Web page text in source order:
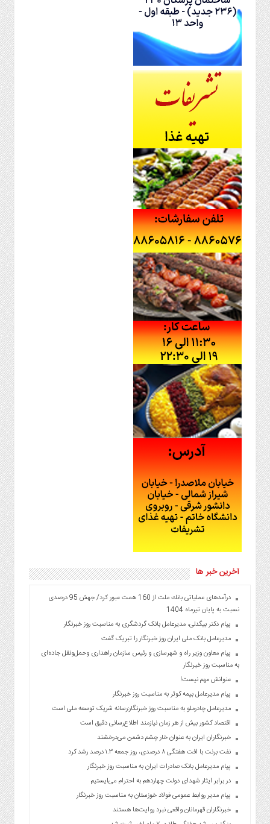
آخرین خبر ها
درآمدهای عملیاتی بانك ملت از 160 همت عبور كرد/ جهش 95 درصدی
نسبت به پایان تیرماه 1404
پیام دکتر بیگدلی، مدیرعامل بانک گردشگری به مناسبت روز خبرنگار
مدیرعامل بانک ملی ایران روز خبرنگار را تبریک گفت
پیام معاون وزیر راه و شهرسازی و رئیس سازمان راهداری وحمل‌ونقل جاده‌ای
به مناسبت روز خبرنگار
عنوانش مهم نیست!
پیام مدیرعامل بیمه کوثر به مناسبت روز خبرنگار
مدیرعامل چادرملو به مناسبت روز خبرنگار:رسانه شریک توسعه ملی است
اقتصاد کشور بیش از هر زمان نیازمند اطلاع‌رسانی دقیق است
خبرنگاران ایران به عنوان خار چشم دشمن می‌درخشند
نفت برنت با افت هفتگی ۸ درصدی، روز جمعه ۱.۳ درصد رشد کرد
پیام مدیرعامل بانک صادرات ایران به مناسبت روز خبرنگار
در برابر ایثار شهدای دولت چهاردهم به احترام می‌ایستیم
پیام مدیر روابط عمومی فولاد خوزستان به مناسبت روز خبرنگار
خبرنگاران قهرمانان واقعی نبرد روایت‌ها هستند